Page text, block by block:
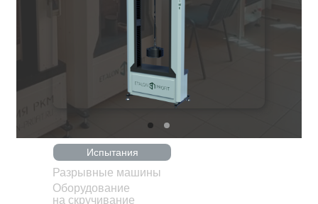
Разрывные машины
Оборудование
на скручивание
Испытания